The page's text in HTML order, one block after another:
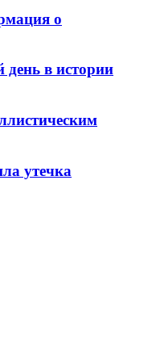
о
в истории
утечка